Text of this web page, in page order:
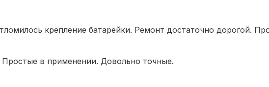
крепление батарейки. Ремонт достаточно дорогой.
в применении. Довольно точные.